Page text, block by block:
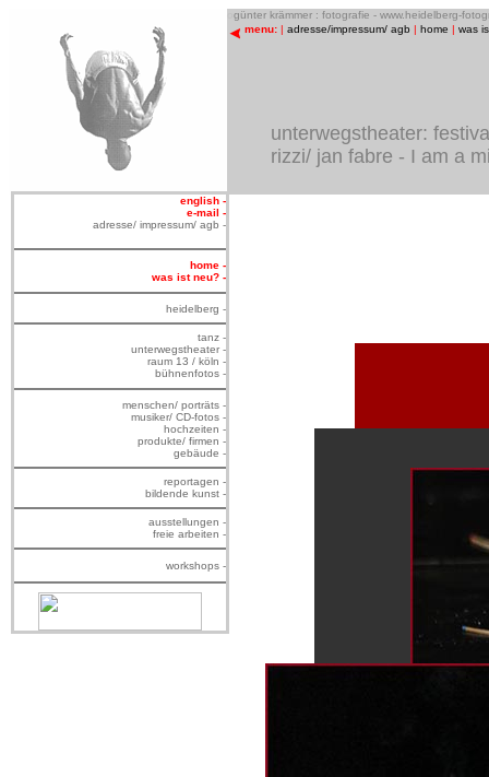
günter krämmer : fotografie - www.heidelberg-
menu: | adresse/impressum/ agb | home | was
unterwegstheater:
rizzi/ jan fabre - I am a
english -
e-mail -
adresse/ impressum/ agb -
home -
was ist neu? -
heidelberg -
tanz -
unterwegstheater -
raum 13 / köln -
bühnenfotos -
menschen/ porträts -
musiker/ CD-fotos -
hochzeiten -
produkte/ firmen -
gebäude -
reportagen -
bildende kunst -
ausstellungen -
freie arbeiten -
workshops -